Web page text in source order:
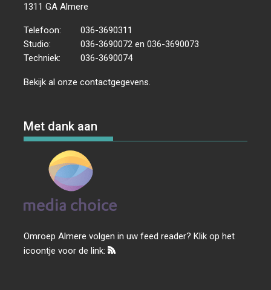
1311 GA Almere
Telefoon:
036-3690311
Studio:
036-3690072 en 036-3690073
Techniek:
036-3690074
Bekijk al onzecontactgegevens
Met dank aan
Omroep Almere volgen in uw feed reader? Klik op het
icoontje voor de link: